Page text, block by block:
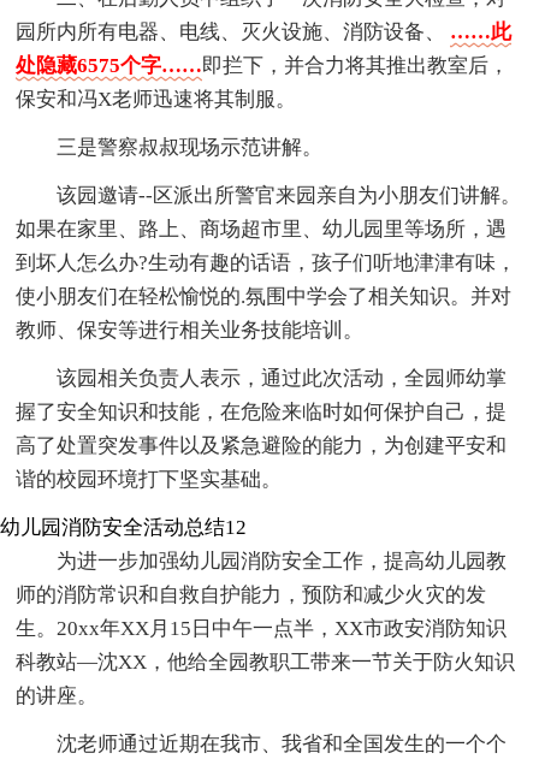
园所内所有电器、电线、灭火设施、消防设备、 ……此
处隐藏6575个字……即拦下，并合力将其推出教室后，
保安和冯X老师迅速将其制服。
三是警察叔叔现场示范讲解。
该园邀请--区派出所警官来园亲自为小朋友们讲解。
如果在家里、路上、商场超市里、幼儿园里等场所，遇
到坏人怎么办?生动有趣的话语，孩子们听地津津有味，
使小朋友们在轻松愉悦的.氛围中学会了相关知识。并对
教师、保安等进行相关业务技能培训。
该园相关负责人表示，通过此次活动，全园师幼掌
握了安全知识和技能，在危险来临时如何保护自己，提
高了处置突发事件以及紧急避险的能力，为创建平安和
谐的校园环境打下坚实基础。
幼儿园消防安全活动总结12
为进一步加强幼儿园消防安全工作，提高幼儿园教
师的消防常识和自救自护能力，预防和减少火灾的发
生。20xx年XX月15日中午一点半，XX市政安消防知识
科教站—沈XX，他给全园教职工带来一节关于防火知识
的讲座。
沈老师通过近期在我市、我省和全国发生的一个个